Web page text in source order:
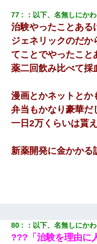
77 ： 以下、名無しにか
治験やったことある
ジェネリックのだか
てことでやったこと
薬二回飲み比べて採
漫画とかネットとか
弁当もかなり豪華だ
一日2万くらいは貰
新薬開発に金かかる
80 ： 以下、名無しにか
???「治験を理由に